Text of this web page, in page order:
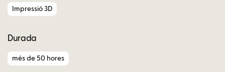
Impressió 3D
Durada
més de 50 hores